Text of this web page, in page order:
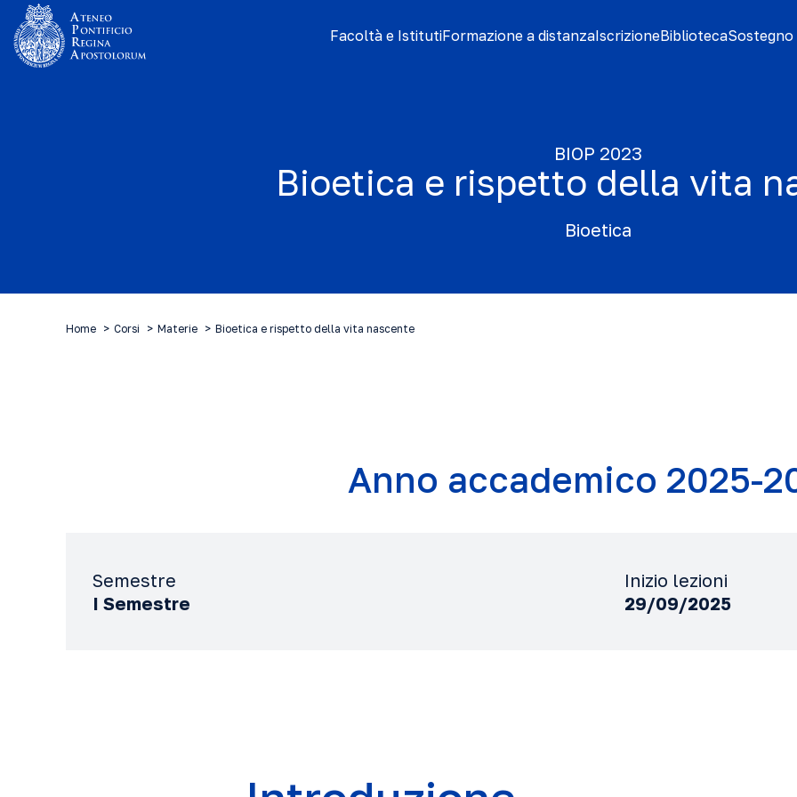
Facoltà e IstitutiFormazione a distanzaIscrizioneBiblioteca
BIOP 2023
Bioetica e rispetto della vita
Bioetica
Home Corsi Materie Bioetica e rispetto della vita nascente
Anno accademico 2025-
Semestre
I Semestre
Inizio lezioni
29/09/2025